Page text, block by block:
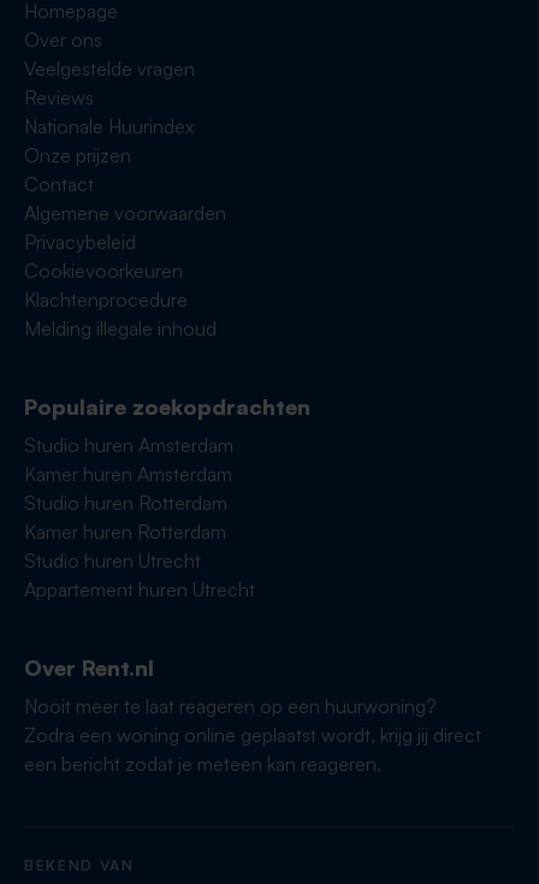
Homepage
Over ons
Veelgestelde vragen
Reviews
Nationale Huurindex
Onze prijzen
Contact
Algemene voorwaarden
Privacybeleid
Cookievoorkeuren
Klachtenprocedure
Melding illegale inhoud
Populaire zoekopdrachten
Studio huren Amsterdam
Kamer huren Amsterdam
Studio huren Rotterdam
Kamer huren Rotterdam
Studio huren Utrecht
Appartement huren Utrecht
Over Rent.nl
Nooit meer te laat reageren op een huurwoning?
Zodra een woning online geplaatst wordt, krijg jij direct
een bericht zodat je meteen kan reageren.
BEKEND VAN